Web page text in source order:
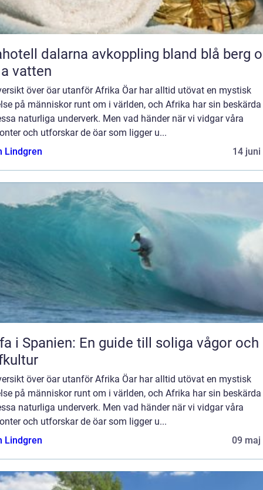
avkoppling bland blå berg och
vatten
över öar utanför Afrika Öar har alltid utövat en mystisk
på människor runt om i världen, och Afrika har sin beskärda
naturliga underverk. Men vad händer när vi vidgar våra
och utforskar de öar som ligger u...
Lindgren
14 juni
i Spanien: En guide till soliga vågor och
över öar utanför Afrika Öar har alltid utövat en mystisk
på människor runt om i världen, och Afrika har sin beskärda
naturliga underverk. Men vad händer när vi vidgar våra
och utforskar de öar som ligger u...
Lindgren
09 maj